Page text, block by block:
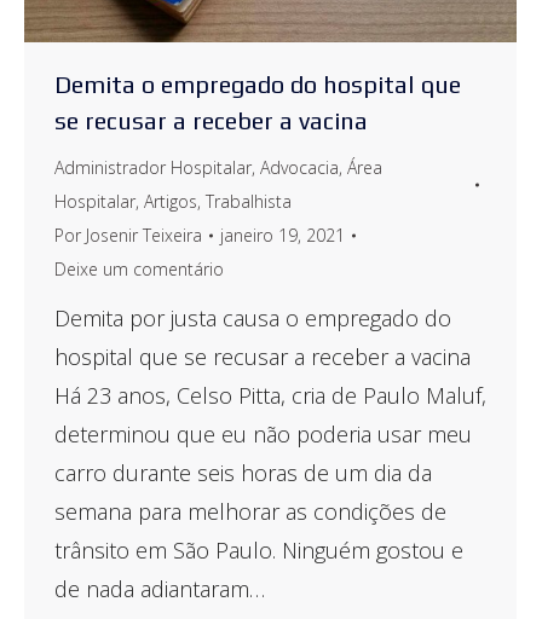
Demita o empregado do hospital que
se recusar a receber a vacina
Administrador Hospitalar, Advocacia, Área
Hospitalar, Artigos, Trabalhista
Por Josenir Teixeira
janeiro 19, 2021
Deixe um comentário
Demita por justa causa o empregado do
hospital que se recusar a receber a vacina
Há 23 anos, Celso Pitta, cria de Paulo Maluf,
determinou que eu não poderia usar meu
carro durante seis horas de um dia da
semana para melhorar as condições de
trânsito em São Paulo. Ninguém gostou e
de nada adiantaram…